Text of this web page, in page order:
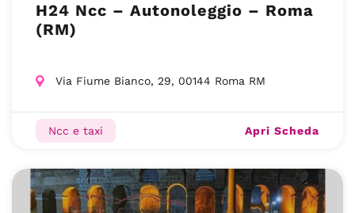
H24 Ncc – Autonoleggio – Roma
(RM)
Via Fiume Bianco, 29, 00144 Roma RM
Ncc e taxi Apri Scheda